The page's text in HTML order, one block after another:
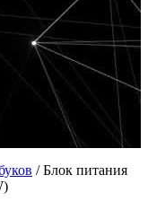
/Блок питания